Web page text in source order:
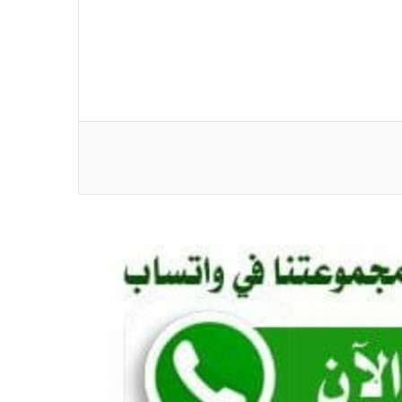
*بعثة النيل الأبيض المشاركة في الدورة
المدرسية الأفريقية النسخة الرابعة برواندا
تتوجة للخرطوم*
*تنسيقية القوى الوطنية تبحث مع منظمة
الأزمات الدولية توثيق انتهاكات الحرب في